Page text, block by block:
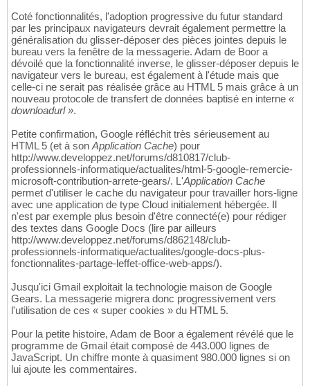
Coté fonctionnalités, l'adoption progressive du futur standard
par les principaux navigateurs devrait également permettre la
généralisation du glisser-déposer des pièces jointes depuis le
bureau vers la fenêtre de la messagerie. Adam de Boor a
dévoilé que la fonctionnalité inverse, le glisser-déposer depuis le
navigateur vers le bureau, est également à l'étude mais que
celle-ci ne serait pas réalisée grâce au HTML 5 mais grâce à un
nouveau protocole de transfert de données baptisé en interne «
downloadurl ».
Petite confirmation, Google réfléchit très sérieusement au
HTML 5 (et à son Application Cache) pour
http://www.developpez.net/forums/d810817/club-
professionnels-informatique/actualites/html-5-google-remercie-
microsoft-contribution-arrete-gears/. L'Application Cache
permet d'utiliser le cache du navigateur pour travailler hors-ligne
avec une application de type Cloud initialement hébergée. Il
n'est par exemple plus besoin d'être connecté(e) pour rédiger
des textes dans Google Docs (lire par ailleurs
http://www.developpez.net/forums/d862148/club-
professionnels-informatique/actualites/google-docs-plus-
fonctionnalites-partage-leffet-office-web-apps/).
Jusqu'ici Gmail exploitait la technologie maison de Google
Gears. La messagerie migrera donc progressivement vers
l'utilisation de ces « super cookies » du HTML 5.
Pour la petite histoire, Adam de Boor a également révélé que le
programme de Gmail était composé de 443.000 lignes de
JavaScript. Un chiffre monte à quasiment 980.000 lignes si on
lui ajoute les commentaires.